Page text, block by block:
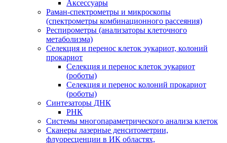
Аксессуары
Раман-спектрометры и микроскопы
(спектрометры комбинационного рассеяния)
Респирометры (анализаторы клеточного
метаболизма)
Селекция и перенос клеток эукариот, колоний
прокариот
Селекция и перенос клеток эукариот
(роботы)
Селекция и перенос колоний прокариот
(роботы)
Синтезаторы ДНК
РНК
Системы многопараметрического анализа клеток
Сканеры лазерные денситометрии,
флуоресценции в ИК областях,